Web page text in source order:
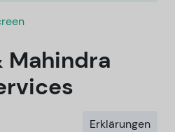
Mahindra
Erklärungen